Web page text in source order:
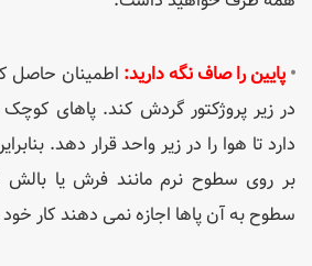
•پایین را صاف نگه دارید: اطمینان حاصل
در زیر پروژکتور گردش کند. پاهای کوچک
دارد تا هوا را در زیر واحد قرار دهد.
بر روی سطوح نرم مانند فرش یا بالش
سطوح به آن پاها اجازه نمی دهند کار خود